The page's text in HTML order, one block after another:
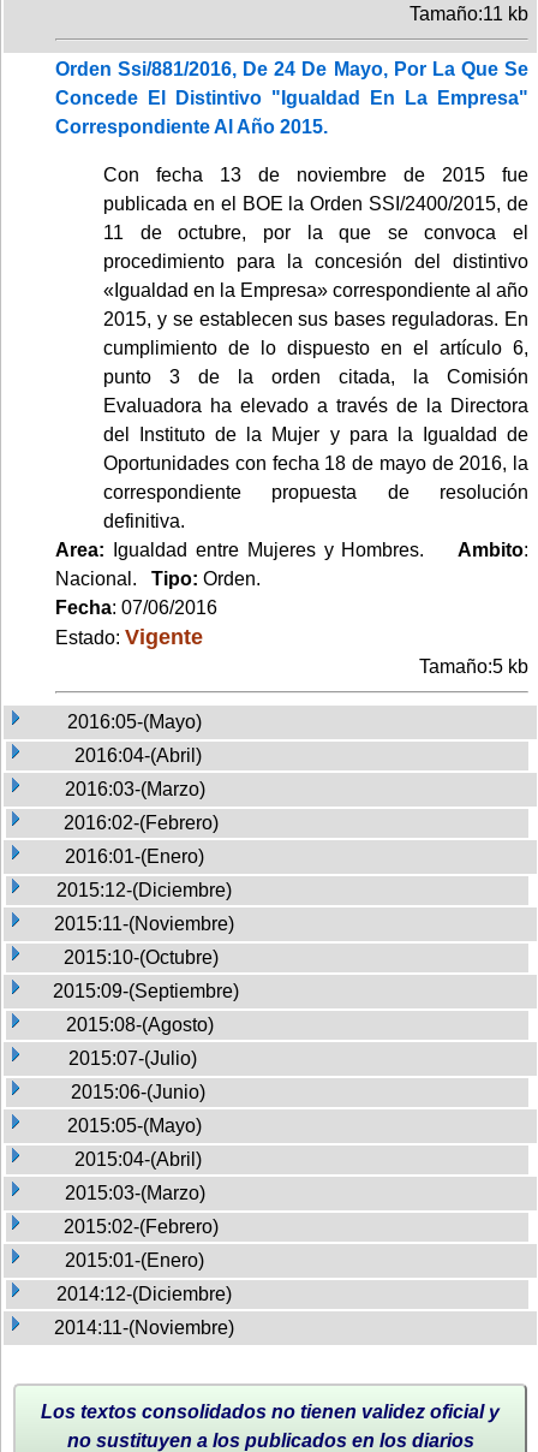
Tamaño:11 kb
Orden Ssi/881/2016, De 24 De Mayo, Por La Que Se
Concede El Distintivo "Igualdad En La Empresa"
Correspondiente Al Año 2015.
Con fecha 13 de noviembre de 2015 fue
publicada en el BOE la Orden SSI/2400/2015, de
11 de octubre, por la que se convoca el
procedimiento para la concesión del distintivo
«Igualdad en la Empresa» correspondiente al año
2015, y se establecen sus bases reguladoras. En
cumplimiento de lo dispuesto en el artículo 6,
punto 3 de la orden citada, la Comisión
Evaluadora ha elevado a través de la Directora
del Instituto de la Mujer y para la Igualdad de
Oportunidades con fecha 18 de mayo de 2016, la
correspondiente propuesta de resolución
definitiva.
Area: Igualdad entre Mujeres y Hombres. Ambito:
Nacional. Tipo: Orden.
Fecha: 07/06/2016
Estado: Vigente
Tamaño:5 kb
2016:05-(Mayo)
2016:04-(Abril)
2016:03-(Marzo)
2016:02-(Febrero)
2016:01-(Enero)
2015:12-(Diciembre)
2015:11-(Noviembre)
2015:10-(Octubre)
2015:09-(Septiembre)
2015:08-(Agosto)
2015:07-(Julio)
2015:06-(Junio)
2015:05-(Mayo)
2015:04-(Abril)
2015:03-(Marzo)
2015:02-(Febrero)
2015:01-(Enero)
2014:12-(Diciembre)
2014:11-(Noviembre)
Los textos consolidados no tienen validez oficial y
no sustituyen a los publicados en los diarios